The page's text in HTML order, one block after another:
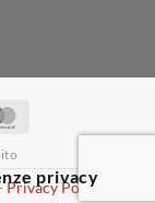
Privacy Policy